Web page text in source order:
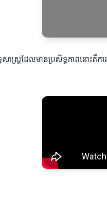
ត្រដែលមានប្រសិទ្ធភាពនោះគឺការ